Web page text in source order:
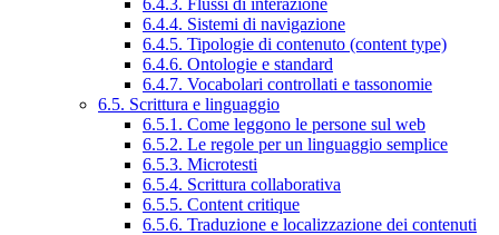
6.4.4. Sistemi di navigazione
6.4.5. Tipologie di contenuto (content type)
6.4.6. Ontologie e standard
6.4.7. Vocabolari controllati e tassonomie
6.5. Scrittura e linguaggio
6.5.1. Come leggono le persone sul web
6.5.2. Le regole per un linguaggio semplice
6.5.3. Microtesti
6.5.4. Scrittura collaborativa
6.5.5. Content critique
6.5.6. Traduzione e localizzazione dei contenuti